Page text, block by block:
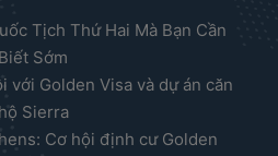
Tịch Thứ Hai Mà Bạn Cần
Biết Sớm
với Golden Visa và dự án căn
hộ Sierra
Cơ hội định cư Golden